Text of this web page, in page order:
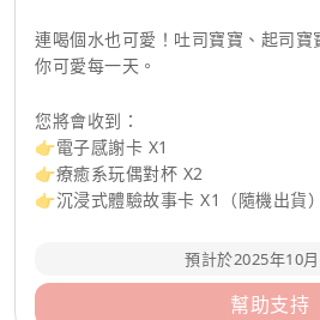
連喝個水也可愛！吐司寶寶、起司
你可愛每一天。
您將會收到：
👉電子感謝卡 X1
👉療癒系玩偶對杯 X2
👉沉浸式體驗故事卡 X1（隨機出貨）
預計於2025年10
幫助支持